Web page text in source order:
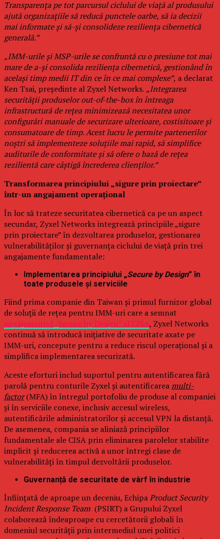
Transparența pe tot parcursul ciclului de viață al produsului
ajută organizațiile să reducă punctele oarbe, să ia decizii
mai informate și să-și consolideze reziliența cibernetică
generală.”
„IMM-urile și MSP-urile se confruntă cu o presiune tot mai
mare de a-și consolida reziliența cibernetică, gestionând în
același timp medii IT din ce în ce mai complexe”, a declarat
Ken Tsai, președinte al Zyxel Networks. „Integrarea
securității produselor out-of-the-box în întreaga
infrastructură de rețea minimizează necesitatea unor
configurări manuale de securizare ulterioare, costisitoare și
consumatoare de timp. Acest lucru le permite partenerilor
noștri să implementeze soluțiile mai rapid, să simplifice
auditurile de conformitate și să ofere o bază de rețea
rezilientă care câștigă încrederea clienților.”
Transformarea principiului „sigure prin proiectare”
într-un angajament operațional
În loc să trateze securitatea cibernetică ca pe un aspect
secundar, Zyxel Networks integrează principiile „sigure
prin proiectare” în dezvoltarea produselor, gestionarea
vulnerabilităților și guvernanța ciclului de viață prin trei
angajamente fundamentale:
Implementarea principiului „Secure by Design” în
toate produsele și serviciile
Fiind prima companie din Taiwan și primul furnizor global
de soluții de rețea pentru IMM-uri care a semnat
angajamentul „Secure by Design” al CISA, Zyxel Networks
continuă să introducă inițiative de securitate axate pe
IMM-uri, concepute pentru a reduce riscul operațional și a
simplifica implementarea securizată.
Aceste eforturi includ suportul pentru autentificarea fără
parolă pentru conturile Zyxel și autentificareamulti-
factor(MFA) în întregul portofoliu de produse al companiei
și în serviciile conexe, inclusiv accesul wireless,
autentificările administratorilor și accesul VPN la distanță.
De asemenea, compania se aliniază principiilor
fundamentale ale CISA prin eliminarea parolelor stabilite
implicit și reducerea activă a unor întregi clase de
vulnerabilități în timpul dezvoltării produselor.
Guvernanță de securitate de vârf în industrie
Înființată de aproape un deceniu, EchipaProduct Security
Incident Response Team (PSIRT) a Grupului Zyxel
colaborează îndeaproape cu cercetătorii globali în
domeniul securității prin intermediul unei politici